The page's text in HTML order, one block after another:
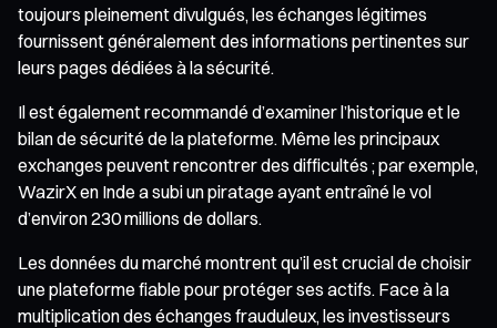
toujours pleinement divulgués, les échanges légitimes
fournissent généralement des informations pertinentes sur
leurs pages dédiées à la sécurité.
Il est également recommandé d’examiner l’historique et le
bilan de sécurité de la plateforme. Même les principaux
exchanges peuvent rencontrer des difficultés ; par exemple,
WazirX en Inde a subi un piratage ayant entraîné le vol
d’environ 230 millions de dollars.
Les données du marché montrent qu’il est crucial de choisir
une plateforme fiable pour protéger ses actifs. Face à la
multiplication des échanges frauduleux, les investisseurs